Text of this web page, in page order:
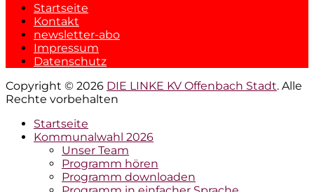
Startseite
Kontakt
newsletter-abo
Impressum
Datenschutz
Copyright © 2026 DIE LINKE KV Offenbach Stadt. Alle
Rechte vorbehalten
Startseite
Kommunalwahl 2026
Unser Team
Programm hören
Programm downloaden